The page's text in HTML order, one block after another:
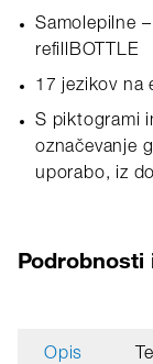
Samolepilne
refillBOTTLE
17 jezikov na
S piktogrami
označevanje
uporabo, iz
Podrobnosti
Opis